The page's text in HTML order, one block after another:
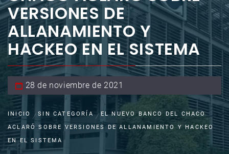
VERSIONES DE
ALLANAMIENTO Y
HACKEO EN EL SISTEMA
28 de noviembre de 2021
INICIO SIN CATEGORÍA
EL NUEVO BANCO DEL CHACO
ACLARÓ SOBRE VERSIONES DE ALLANAMIENTO Y HACKEO
EN EL SISTEMA